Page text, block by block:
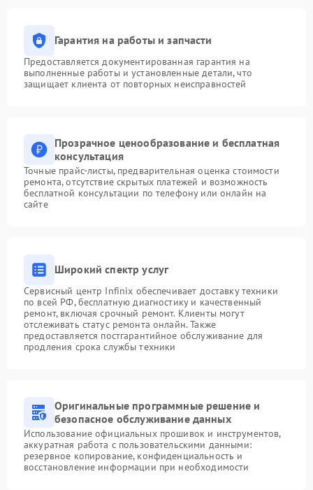
Гарантия на работы и запчасти
Предоставляется документированная гарантия на
выполненные работы и установленные детали, что
защищает клиента от повторных неисправностей
Прозрачное ценообразование и бесплатная
консультация
Точные прайс-листы, предварительная оценка стоимости
ремонта, отсутствие скрытых платежей и возможность
бесплатной консультации по телефону или онлайн на
сайте
Широкий спектр услуг
Сервисный центр Infinix обеспечивает доставку техники
по всей РФ, бесплатную диагностику и качественный
ремонт, включая срочный ремонт. Клиенты могут
отслеживать статус ремонта онлайн. Также
предоставляется постгарантийное обслуживание для
продления срока службы техники
Оригинальные программные решение и
безопасное обслуживание данных
Использование официальных прошивок и инструментов,
аккуратная работа с пользовательскими данными:
резервное копирование, конфиденциальность и
восстановление информации при необходимости